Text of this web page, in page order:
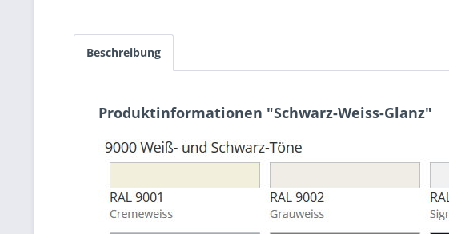
Beschreibung
Produktinformationen "Schwarz-Weiss-Glanz"